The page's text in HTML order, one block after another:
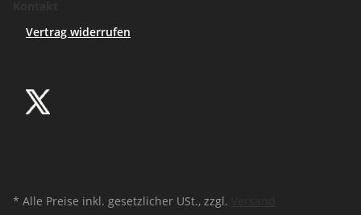
Vertrag widerrufen
* Alle Preise inkl. gesetzlicher USt., zzgl.